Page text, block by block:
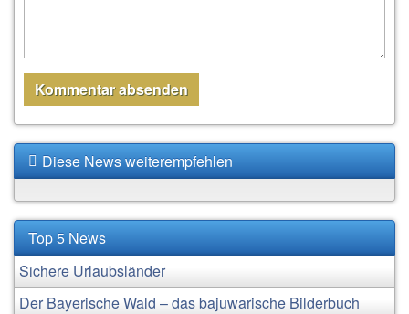
Diese News weiterempfehlen
Top 5 News
Sichere Urlaubsländer
Der Bayerische Wald – das bajuwarische Bilderbuch